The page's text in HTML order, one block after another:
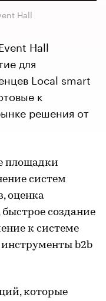
Hall
Hall
для
Local smart
к
решения от
площадки
систем
оценка
создание
к системе
b2b
которые